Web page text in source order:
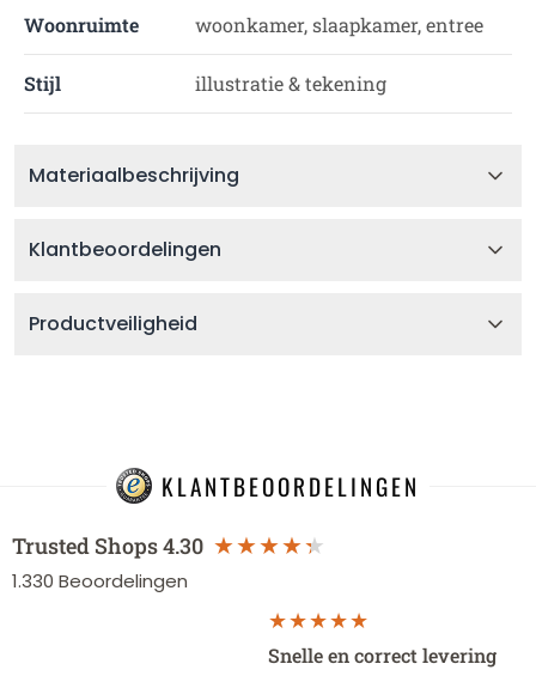
Woonruimte woonkamer, slaapkamer, entree
Stijl illustratie & tekening
Materiaalbeschrijving
Klantbeoordelingen
Productveiligheid
KLANTBEOORDELINGEN
Trusted Shops4.30
1.330 Beoordelingen
Snelle en correct levering